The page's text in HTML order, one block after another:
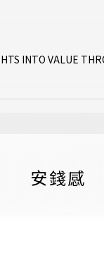
INTO VALUE
安錢感